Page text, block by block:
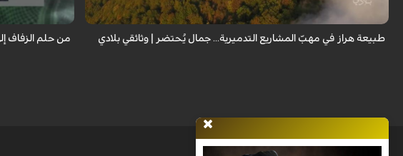
طبيعة هراز في مهبّ المشاريع التدميرية... جمال يُحتضر | وثائقي بلادي من حلم الزفاف